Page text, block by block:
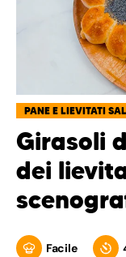
PANE E LIEVITATI
Girasoli
dei
Facile